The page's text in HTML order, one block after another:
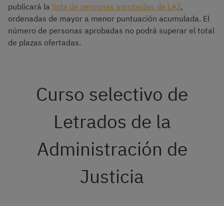
publicará la lista de personas aprobadas de LAJ,
ordenadas de mayor a menor puntuación acumulada. El
número de personas aprobadas no podrá superar el total
de plazas ofertadas.
Curso selectivo de
Letrados de la
Administración de
Justicia